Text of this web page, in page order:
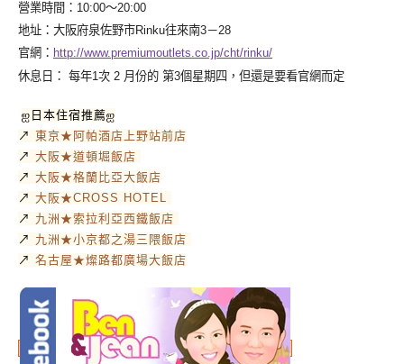
營業時間：10:00～20:00
地址：大阪府泉佐野市Rinku往來南3－28
官網： http://www.premiumoutlets.co.jp/cht/rinku/
休息日： 每年1次 2 月份的 第3個星期四，但還是要看官網而定
ஐ日本住宿推薦ஐ
↗ 東京★阿帕酒店上野站前店
↗ 大阪★道頓堀飯店
↗ 大阪★格蘭比亞大飯店
↗ 大阪★CROSS HOTEL
↗ 九洲★索拉利亞西鐵飯店
↗ 九洲★小京都之湯三隈飯店
↗ 名古屋★燦路都廣場大飯店